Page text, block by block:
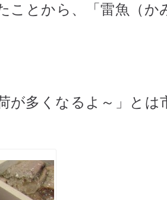
ことから、「雷魚（か
が多くなるよ～」とは